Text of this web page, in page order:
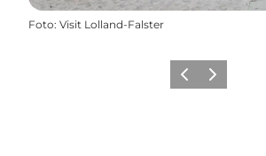
Foto: Visit Lolland-Falster
ZurückWeiter